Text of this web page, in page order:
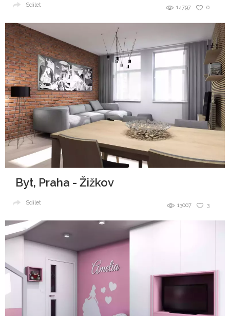
0
14797
Sdílet
Byt, Praha - Žižkov
3
13007
Sdílet